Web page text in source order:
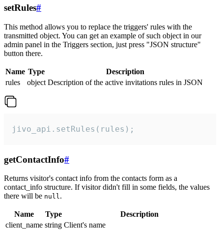
setRules#
This method allows you to replace the triggers' rules with the
transmitted object. You can get an example of such object in our
admin panel in the Triggers section, just press "JSON structure"
button there.
Name Type
Description
rules
object Description of the active invitations rules in JSON
jivo_api.setRules(rules);
getContactInfo#
Returns visitor's contact info from the contacts form as a
contact_info structure. If visitor didn't fill in some fields, the values
there will be null.
Name Type
Description
client_name string Client's name